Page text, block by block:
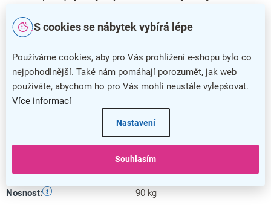
S cookies se nábytek vybírá lépe
Používáme cookies, aby pro Vás prohlížení e-shopu bylo co
nejpohodlnější. Také nám pomáhají porozumět, jak web
používáte, abychom ho pro Vás mohli neustále vylepšovat.
Více informací
Nastavení
Souhlasím
pod sedadlem.
Doplňkové parametry
Nosnost: 90 kg